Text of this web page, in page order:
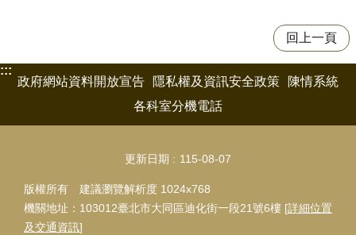
回上一頁
:::
政府網站資料開放宣告
隱私權及資訊安全政策
陳情系統
各科室分機電話
更新日期 115-08-07
版權所有 建議瀏覽解析度 1024x768
機關地址：103012臺北市大同區迪化街一段21號6樓 [詳細位置
及交通資訊]